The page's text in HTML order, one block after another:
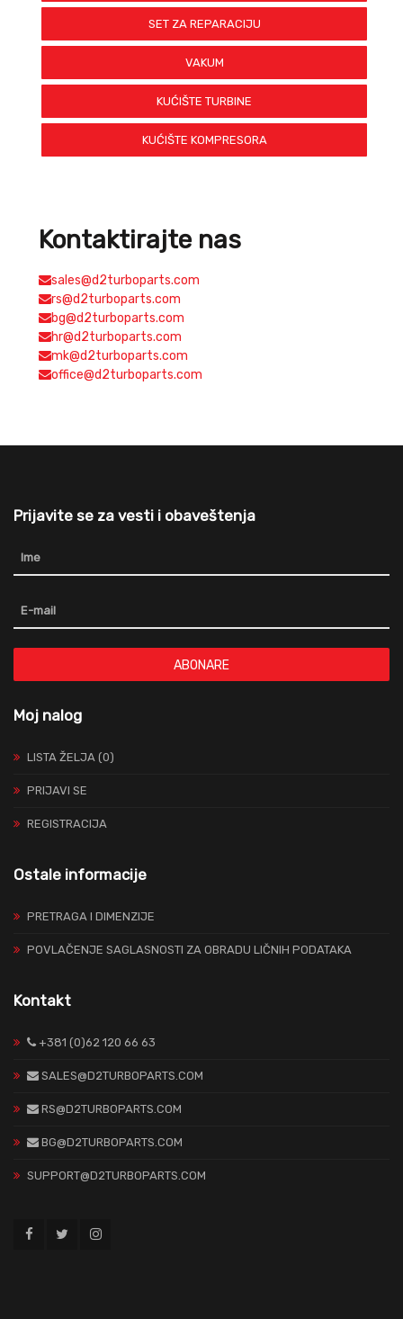
SET ZA REPARACIJU
VAKUM
KUĆIŠTE TURBINE
KUĆIŠTE KOMPRESORA
Kontaktirajte nas
sales@d2turboparts.com
rs@d2turboparts.com
bg@d2turboparts.com
hr@d2turboparts.com
mk@d2turboparts.com
office@d2turboparts.com
Prijavite se za vesti i obaveštenja
ABONARE
Moj nalog
LISTA ŽELJA (0)
PRIJAVI SE
REGISTRACIJA
Ostale informacije
PRETRAGA I DIMENZIJE
POVLAČENJE SAGLASNOSTI ZA OBRADU LIČNIH PODATAKA
Kontakt
+381 (0)62 120 66 63
SALES@D2TURBOPARTS.COM
RS@D2TURBOPARTS.COM
BG@D2TURBOPARTS.COM
SUPPORT@D2TURBOPARTS.COM